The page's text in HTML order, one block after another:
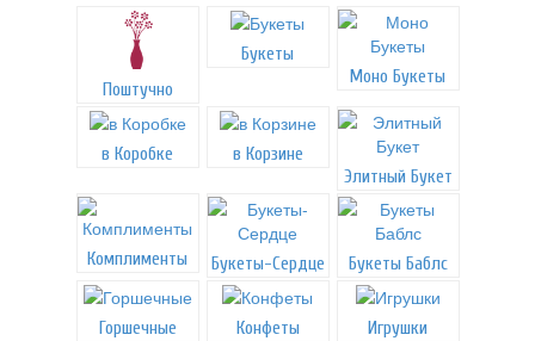
Поштучно
Букеты
Моно Букеты
в Коробке
в Корзине
Элитный Букет
Комплименты Букеты-Сердце Букеты Баблс
Горшечные Конфеты Игрушки